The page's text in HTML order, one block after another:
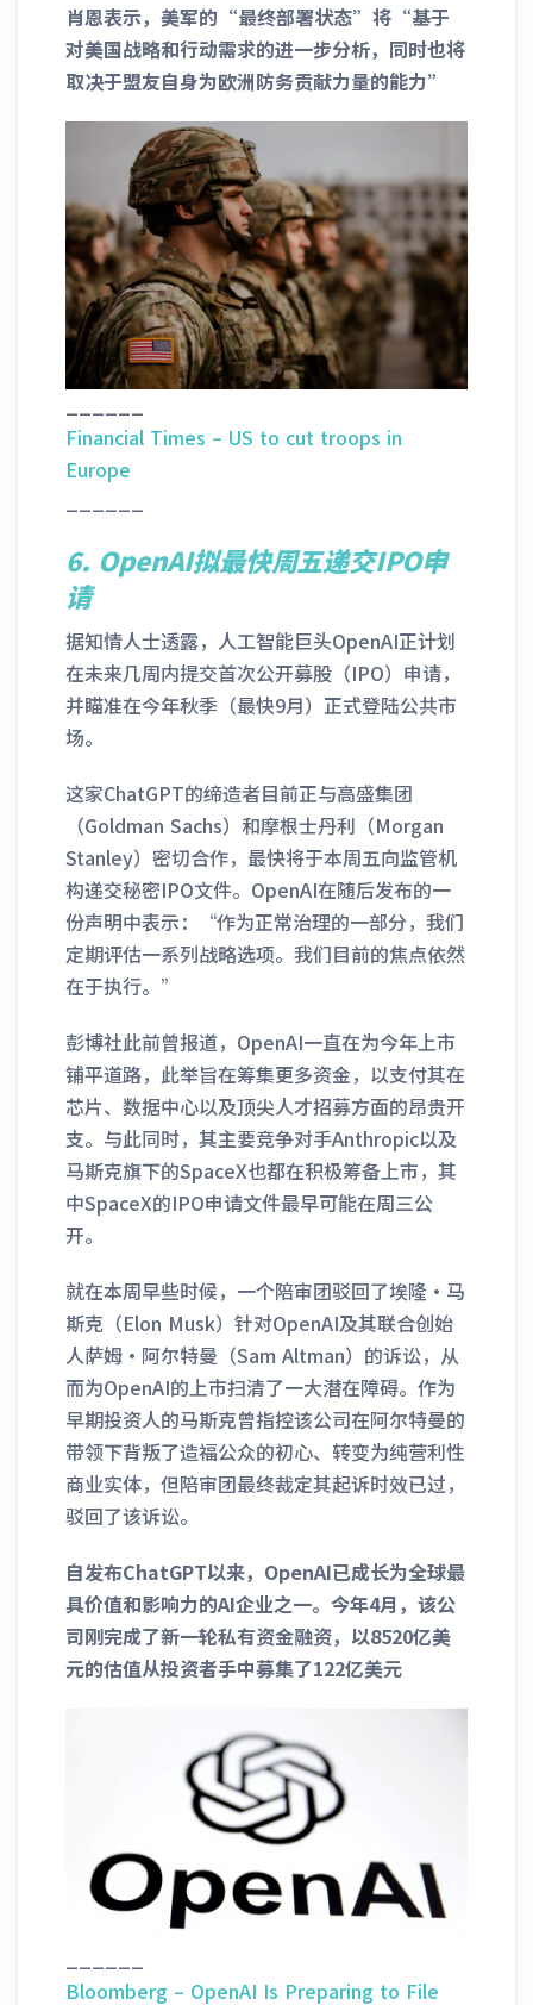
肖恩表示，美军的“最终部署状态”将“基于
对美国战略和行动需求的进一步分析，同时也将
取决于盟友自身为欧洲防务贡献力量的能力”
Financial Times – US to cut troops in
Europe
6. OpenAI拟最快周五递交IPO申
请
据知情人士透露，人工智能巨头OpenAI正计划
在未来几周内提交首次公开募股（IPO）申请，
并瞄准在今年秋季（最快9月）正式登陆公共市
场。
这家ChatGPT的缔造者目前正与高盛集团
（Goldman Sachs）和摩根士丹利（Morgan
Stanley）密切合作，最快将于本周五向监管机
构递交秘密IPO文件。OpenAI在随后发布的一
份声明中表示：“作为正常治理的一部分，我们
定期评估一系列战略选项。我们目前的焦点依然
在于执行。”
彭博社此前曾报道，OpenAI一直在为今年上市
铺平道路，此举旨在筹集更多资金，以支付其在
芯片、数据中心以及顶尖人才招募方面的昂贵开
支。与此同时，其主要竞争对手Anthropic以及
马斯克旗下的SpaceX也都在积极筹备上市，其
中SpaceX的IPO申请文件最早可能在周三公
开。
就在本周早些时候，一个陪审团驳回了埃隆·马
斯克（Elon Musk）针对OpenAI及其联合创始
人萨姆·阿尔特曼（Sam Altman）的诉讼，从
而为OpenAI的上市扫清了一大潜在障碍。作为
早期投资人的马斯克曾指控该公司在阿尔特曼的
带领下背叛了造福公众的初心、转变为纯营利性
商业实体，但陪审团最终裁定其起诉时效已过，
驳回了该诉讼。
自发布ChatGPT以来，OpenAI已成长为全球最
具价值和影响力的AI企业之一。今年4月，该公
司刚完成了新一轮私有资金融资，以8520亿美
元的估值从投资者手中募集了122亿美元
Bloomberg – OpenAI Is Preparing to File